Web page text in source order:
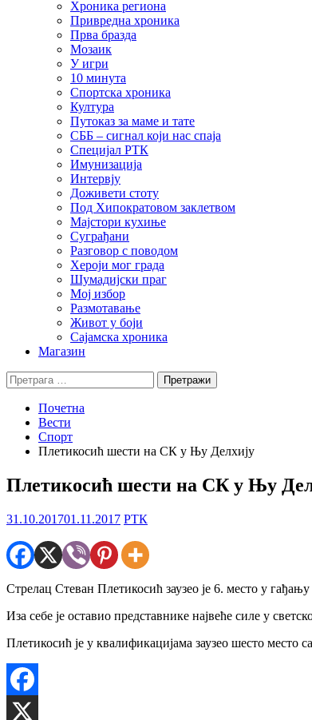
Хроника региона
Привредна хроника
Прва бразда
Мозаик
У игри
10 минута
Спортска хроника
Култура
Путоказ за маме и тате
СББ – сигнал који нас спаја
Специјал РТК
Имунизација
Интервју
Доживети стоту
Под Хипократовом заклетвом
Мајстори кухиње
Суграђани
Разговор с поводом
Хероји мог града
Шумадијски праг
Мој избор
Размотавање
Живот у боји
Сајамска хроника
Магазин
Претрага
за:
Почетна
Вести
Спорт
Плетикосић шести на СК у Њу Делхију
Плетикосић шести на СК у Њу
31.10.201701.11.2017 РТК
Стрелац Стеван Плетикосић заузео је 6. место у
Иза себе је оставио представнике највеће силе у
Плетикосић је у квалификацијама заузео шесто место